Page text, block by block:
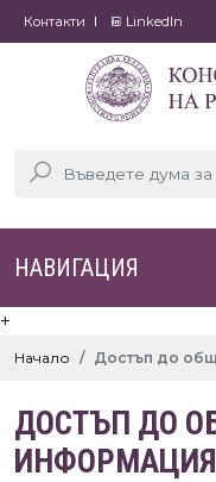
Контакти LinkedIn
НАВИГАЦИЯ
+
Начало Достъп до
ДОСТЪП ДО
ИНФОРМАЦИЯ